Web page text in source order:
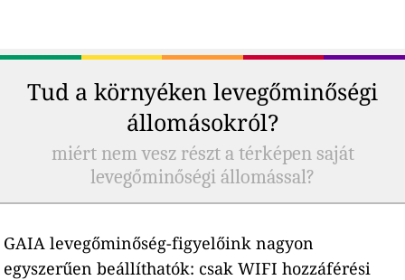
Tud a környéken levegőminőségi
állomásokról?
miért nem vesz részt a térképen saját
levegőminőségi állomással?
GAIA levegőminőség-figyelőink nagyon
egyszerűen beállíthatók: csak WIFI hozzáférési